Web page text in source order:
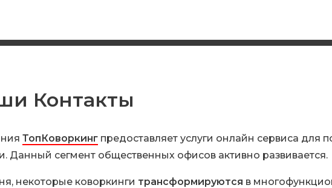
Контакты
ТопКоворкинг предоставляет услуги онлайн сервиса для
Данный сегмент общественных офисов активно развивается.
некоторые коворкинги трансформируются в